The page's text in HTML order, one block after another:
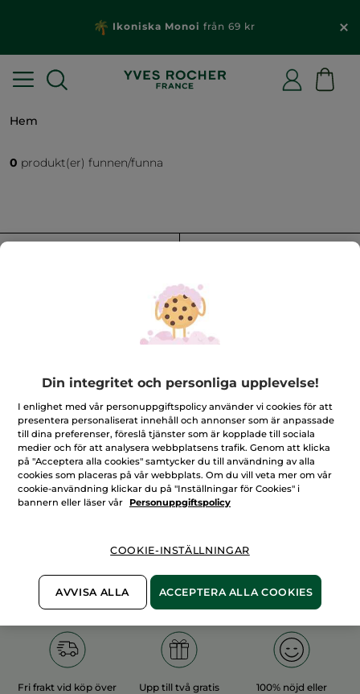
Ikoniska Monoi från 69 kr
Hem
0 produkt(er) funnen/funna
100%vegetabiliska
ingredienser
60 hektar
ekologiska odlingar
Fri frakt vid köp över
Upp till två gratis
100% nöjd eller
Din integritet och personliga upplevelse!
I enlighet med vår personuppgiftspolicy använder vi cookies för att
presentera personaliserat innehåll och annonser som är anpassade
till dina preferenser, föreslå tjänster som är kopplade till sociala
medier och för att analysera webbplatsens trafik. Genom att klicka
på "Acceptera alla cookies" samtycker du till användning av alla
cookies som placeras på vår webbplats. Om du vill veta mer om vår
cookie-användning klickar du på "Inställningar för Cookies" i
bannern eller läser vår
Personuppgiftspolicy
COOKIE-INSTÄLLNINGAR
AVVISA ALLA ACCEPTERA ALLA COOKIES